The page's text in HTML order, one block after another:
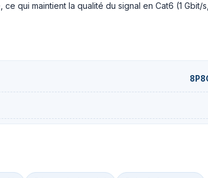
qui maintient la qualité du signal en Cat6 (1 Gbit/